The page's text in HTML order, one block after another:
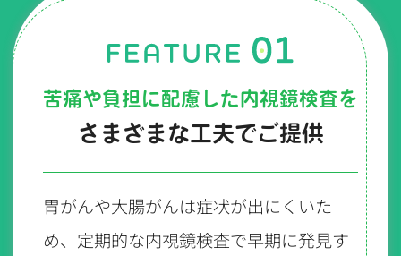
苦痛や負担に配慮した内視鏡検査を
さまざまな工夫でご提供
胃がんや大腸がんは症状が出にくいた
め、定期的な内視鏡検査で早期に発見す